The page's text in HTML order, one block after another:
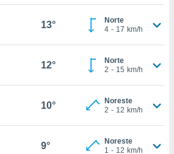
13°
Norte
4 - 17 km/h
12°
Norte
2 - 15 km/h
10°
Noreste
2 - 12 km/h
9°
Noreste
1 - 12 km/h